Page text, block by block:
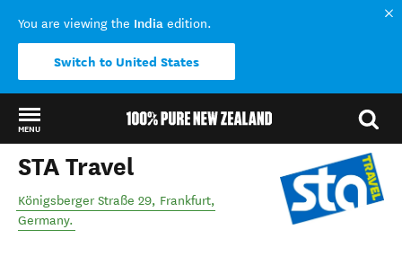
You are viewing the India edition.
Switch to United States
MENU
Back to my results
STA Travel
Königsberger Straße 29, Frankfurt,
Germany.